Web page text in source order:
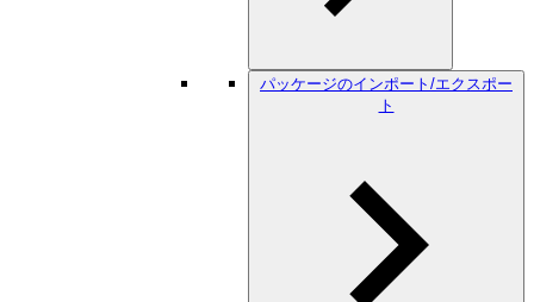
パッケージのインポート/エクスポー
ト